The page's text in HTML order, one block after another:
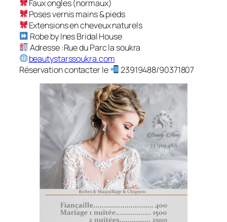
Faux ongles (normaux)
Poses vernis mains & pieds
Extensions en cheveux naturels
Robe by Ines Bridal House
Adresse :Rue du Parc la soukra
beautystarssoukra.com
Réservation contacter le
23919488/90371807